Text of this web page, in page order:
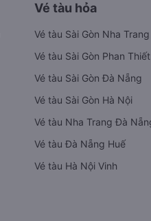
Vé tàu hỏa
Vé tàu Sài Gòn Nha Trang
Vé tàu Sài Gòn Phan Thiết
Vé tàu Sài Gòn Đà Nẵng
Vé tàu Sài Gòn Hà Nội
Vé tàu Nha Trang Đà
Vé tàu Đà Nẵng Huế
Vé tàu Hà Nội Vinh